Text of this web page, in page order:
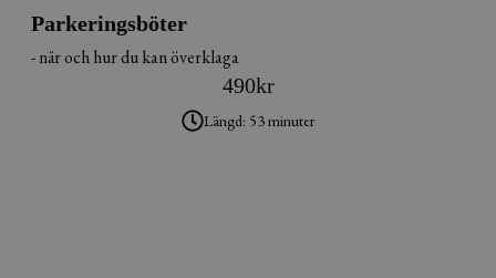
Parkeringsböter
- när och hur du kan överklaga
490kr
Längd: 53 minuter